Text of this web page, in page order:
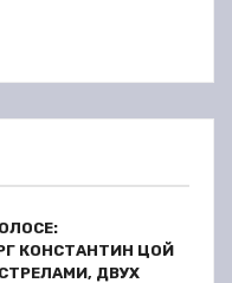
КОНСТАНТИН ЦОЙ
ДВУХ